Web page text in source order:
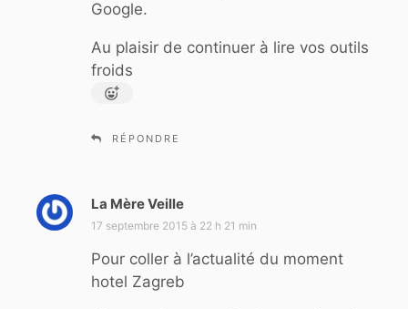
Google.
Au plaisir de continuer à lire vos outils
froids
RÉPONDRE
La Mère Veille
i
17 septembre 2015 à 22 h 21 min
Pour coller à l’actualité du moment
hotel Zagreb